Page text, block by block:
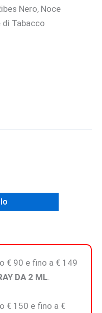
Nero, Noce
di Tabacco
€ 90 e fino a € 149
DA 2 ML
€ 150 e fino a €